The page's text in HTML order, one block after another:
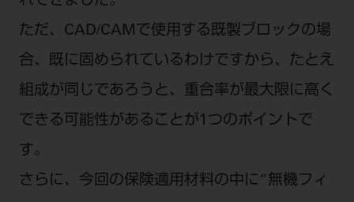
ただ、CAD/CAMで使用する既製ブロックの場
合、既に固められているわけですから、たとえ
組成が同じであろうと、重合率が最大限に高く
できる可能性があることが1つのポイントで
す。
さらに、今回の保険適用材料の中に“無機フィ